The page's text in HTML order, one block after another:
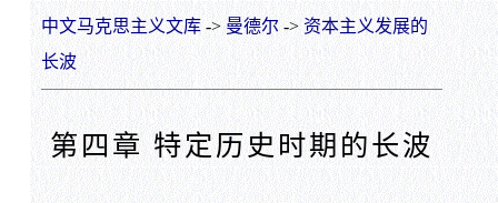
中文马克思主义文库-> 曼德尔-> 资本主义发展的
长波
第四章 特定历史时期的长波